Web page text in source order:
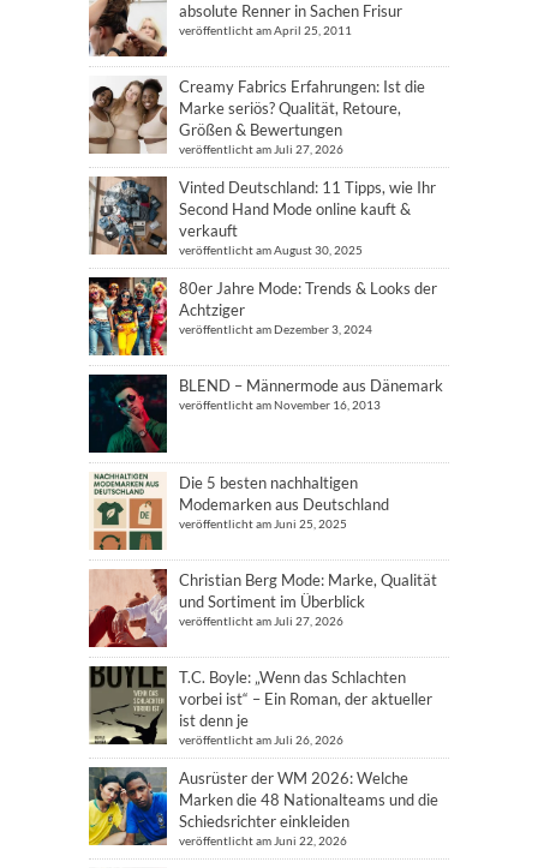
absolute Renner in Sachen Frisur
veröffentlicht am April 25, 2011
Creamy Fabrics Erfahrungen: Ist die
Marke seriös? Qualität, Retoure,
Größen & Bewertungen
veröffentlicht am Juli 27, 2026
Vinted Deutschland: 11 Tipps, wie Ihr
Second Hand Mode online kauft &
verkauft
veröffentlicht am August 30, 2025
80er Jahre Mode: Trends & Looks der
Achtziger
veröffentlicht am Dezember 3, 2024
BLEND – Männermode aus Dänemark
veröffentlicht am November 16, 2013
Die 5 besten nachhaltigen
Modemarken aus Deutschland
veröffentlicht am Juni 25, 2025
Christian Berg Mode: Marke, Qualität
und Sortiment im Überblick
veröffentlicht am Juli 27, 2026
T.C. Boyle: „Wenn das Schlachten
vorbei ist“ – Ein Roman, der aktueller
ist denn je
veröffentlicht am Juli 26, 2026
Ausrüster der WM 2026: Welche
Marken die 48 Nationalteams und die
Schiedsrichter einkleiden
veröffentlicht am Juni 22, 2026